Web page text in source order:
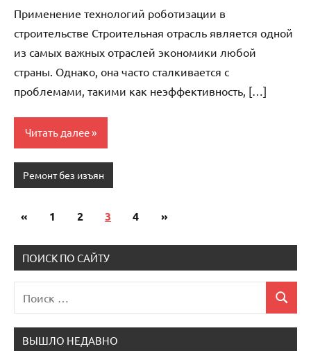
Применение технологий роботизации в
строительстве Строительная отрасль является одной
из самых важных отраслей экономики любой
страны. Однако, она часто сталкивается с
проблемами, такими как неэффективность, […]
Читать далее
Ремонт без изъян
записей
« Предыдущие
1 2 3 4
Следующие
»
ПОИСК ПО САЙТУ
для:
Поиск
ВЫШЛО НЕДАВНО